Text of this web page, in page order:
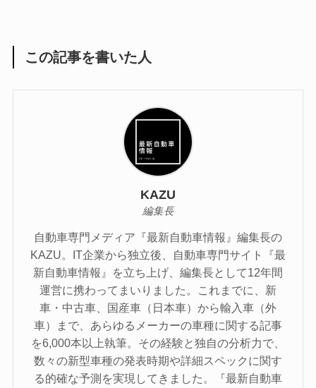
この記事を書いた人
KAZU
編集長
自動車専門メディア『最新自動車情報』編集長の
KAZU。IT企業から独立後、自動車専門サイト『最
新自動車情報』を立ち上げ、編集長として12年間
運営に携わってまいりました。これまでに、新
車・中古車、国産車（日本車）から輸入車（外
車）まで、あらゆるメーカーの車種に関する記事
を6,000本以上執筆。その経験と独自の分析力で、
数々の新型車種の発表時期や詳細スペックに関す
る的確な予測を実現してきました。『最新自動車